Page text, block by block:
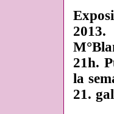
21h.
la
21.